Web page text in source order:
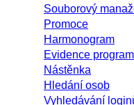
Souborový
Promoce
Harmonogram
Evidence
Nástěnka
Hledání osob
Vyhledávání